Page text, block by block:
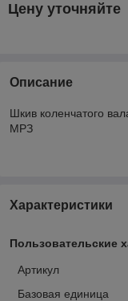
Цену уточняйте
Описание
Шкив коленчатого
МРЗ
Характеристики
Пользовательские
Артикул
Базовая единица